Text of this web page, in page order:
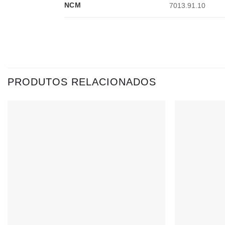
NCM 7013.91.10
PRODUTOS RELACIONADOS